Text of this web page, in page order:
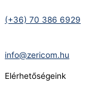
(+36) 70 386 6929
info@zericom.hu
Elérhetőségeink